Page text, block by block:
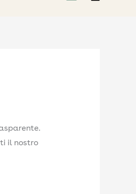
il nostro